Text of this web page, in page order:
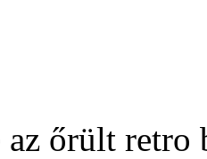
az őrült retro